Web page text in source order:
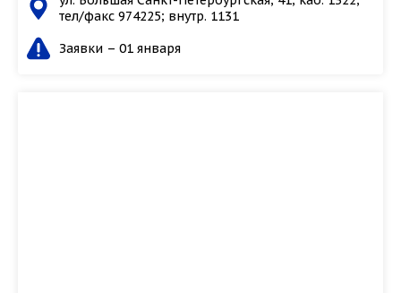
тел/факс 974225; внутр. 1131
Заявки – 01 января